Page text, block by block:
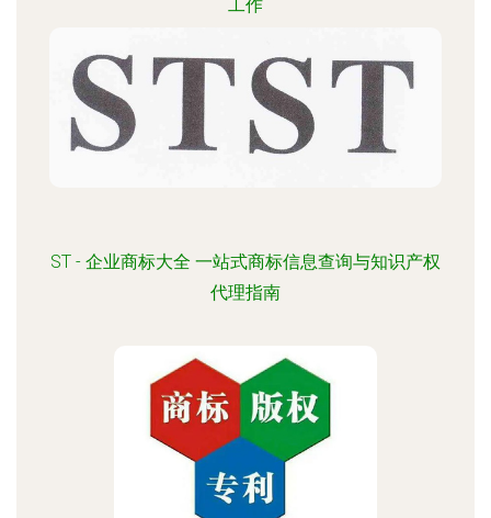
工作
ST - 企业商标大全 一站式商标信息查询与知识产权
代理指南